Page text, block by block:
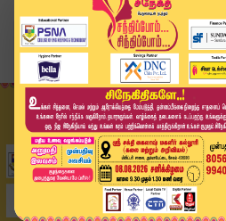
Home
வீடியோ ஸ்டோரி
DMK Executive Meeting |